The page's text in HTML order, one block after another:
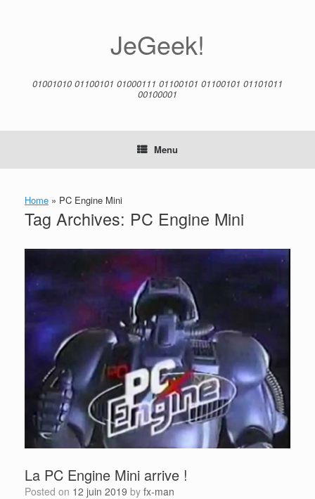
JeGeek!
01001010 01100101 01000111 01100101 01100101 01101011
00100001
Menu
Home » PC Engine Mini
Tag Archives: PC Engine Mini
La PC Engine Mini arrive !
Posted on 12 juin 2019 by fx-man